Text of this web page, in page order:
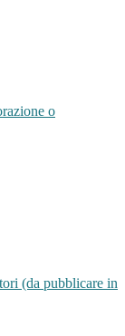
o
(da pubblicare in